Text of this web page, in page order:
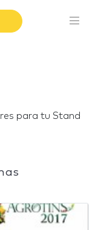
para tu Stand